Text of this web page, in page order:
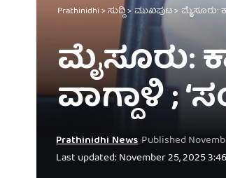
Prathinidhi>ಸುದ್ದಿ>ಮುಖಪುಟ> ಮೈಸೂರು:
ಮೈಸೂರು:
ವಾಗ್ದಾಳಿ ;
Last updated: November 25, 2025
Prathinidhi News Published